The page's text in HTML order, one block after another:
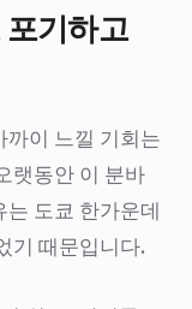
기하고
까이 느낄 기회는
랫동안 이 분바
도쿄 한가운데
기 때문입니다.